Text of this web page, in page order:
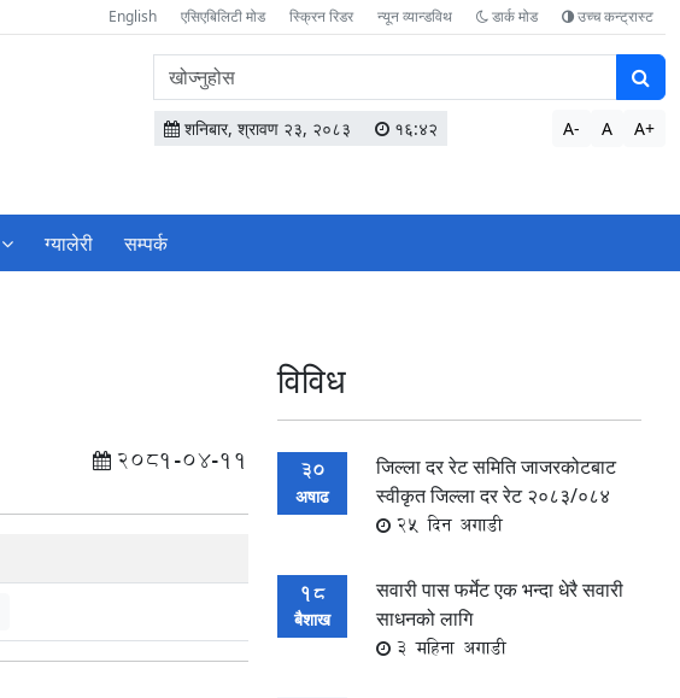
English एसिएबिलिटी मोड स्क्रिन रिडर न्यून व्यान्डविथ डार्क मोड उच्च कन्ट्रास्ट
वेबसाइटमा
सामग्री
खोज्नुहोस
शनिबार, श्रावण २३, २०८३ १६:४२ A- A A+
ग्यालेरी सम्पर्क
2081-04-11
विविध
30
अषाढ
जिल्ला दर रेट समिति जाजरकोटबाट
स्वीकृत जिल्ला दर रेट २०८३/०८४
25 दिन अगाडी
18
बैशाख
सवारी पास फर्मेट एक भन्दा धेरै सवारी
साधनको लागि
3 महिना अगाडी